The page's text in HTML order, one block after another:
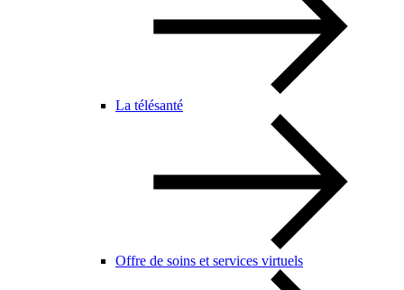
La télésanté
Offre de soins et services virtuels